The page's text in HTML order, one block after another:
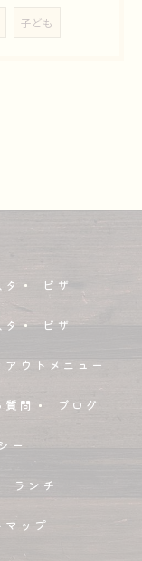
子ども
ピザ
タ ピザ
アウトメニュー
質問 ブログ
ー
ランチ
マップ